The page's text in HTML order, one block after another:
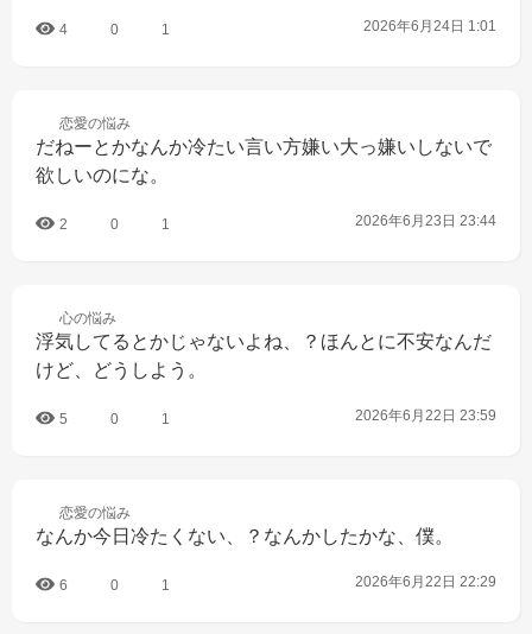
4 0 1 2026年6月24日 1:01
恋愛の悩み
だねーとかなんか冷たい言い方嫌い大っ嫌いしないで
欲しいのにな。
2 0 1 2026年6月23日 23:44
心の悩み
浮気してるとかじゃないよね、？ほんとに不安なんだ
けど、どうしよう。
5 0 1 2026年6月22日 23:59
恋愛の悩み
なんか今日冷たくない、？なんかしたかな、僕。
6 0 1 2026年6月22日 22:29